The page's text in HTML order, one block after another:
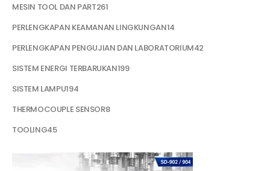
MESIN TOOL DAN PART261
PERLENGKAPAN KEAMANAN LINGKUNGAN14
PERLENGKAPAN PENGUJIAN DAN LABORATORIUM42
SISTEM ENERGI TERBARUKAN199
SISTEM LAMPU194
THERMOCOUPLE SENSOR8
TOOLING45